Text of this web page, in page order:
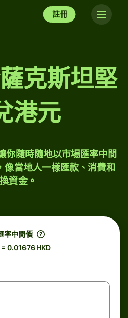
註冊
克斯坦堅
港元
你隨時隨地以市場匯率中間
當地人一樣匯款、消費和
資金。
率中間價
= 0.01676 HKD